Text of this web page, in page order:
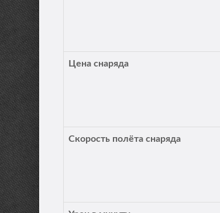
Цена снаряда
Скорость полёта снаряда